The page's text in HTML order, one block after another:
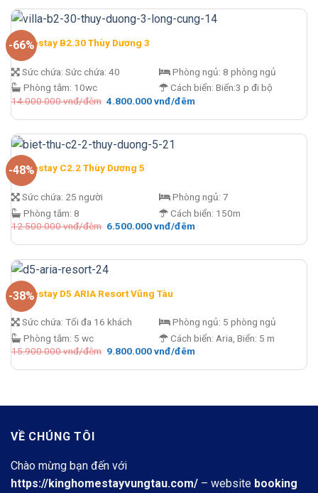
đêm.
5.500.000 vnđ/
đêm.
-66%
Homestay B2.30 Thùy Dương 3
Sức chứa: Sức chứa: 40
Phòng tắm: 10wc
Phòng ngủ: 8 phòng ngủ
Cách biển: Biển:3 p đi bộ
14.000.000vnđ/đêm Giá
là:
đêm.
4.800.000vnđ/đêmGiá
tại
4.800.000 vnđ/
-48%
Homestay C2.2 Thùy Dương 5
Sức chứa: 25 người
Phòng tắm: 8
Phòng ngủ: 7
Cách biển: 150m
12.500.000vnđ/đêm Giá
là:
đêm.
6.500.000vnđ/đêmGiá
tại
6.500.000 vnđ/
-38%
Homestay D5 ARIA Resort Vũng Tàu
Sức chứa: Tối đa 16 khách
Phòng tắm: 5 wc
Phòng ngủ: 5 phòng ngủ
Cách biển: Aria, Biển: 5 m
15.900.000vnđ/đêm Giá
là:
9.800.000vnđ/đêmGiá
tại
VỀ CHÚNG TÔI
Chào mừng bạn đến với
https://kinghomestayvungtau.com/ – website booking